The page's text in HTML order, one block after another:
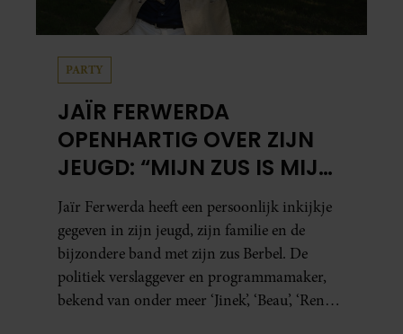
PARTY
JAÏR FERWERDA
OPENHARTIG OVER ZIJN
JEUGD: “MIJN ZUS IS MIJN
MORELE KOMPAS”
Jaïr Ferwerda heeft een persoonlijk inkijkje
gegeven in zijn jeugd, zijn familie en de
bijzondere band met zijn zus Berbel. De
politiek verslaggever en programmamaker,
bekend van onder meer ‘Jinek’, ‘Beau’, ‘Renze’,